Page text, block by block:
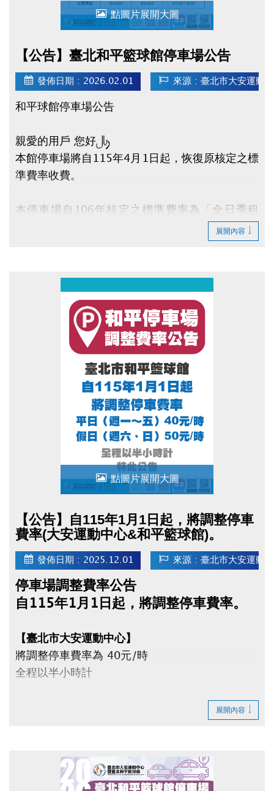
點圖片展開大圖
【公告】臺北和平籃球館停車場公告
發佈日期 : 2026.02.01 來源 : 臺北市大安運動
和平球館停車場公告
親愛的用戶 您好：
本館停車場將自115年4月1日起，恢復原核定之標
準費率收費。
本停車場自106年核定之標準費率為「全日季租
(24小時) - 每月$6,500元」，「日間季租 - 每月
$5,000元」。鑒於多年來提供停車服務及租金優
上升，為因應實際營運需求並確保服務品質，爰恢
展開內容
點圖片展開大圖
【公告】自115年1月1日起，將調整停車
費率(大安運動中心&和平籃球館)。
發佈日期 : 2025.12.01 來源 : 臺北市大安運動
停車場調整費率公告
自115年1月1日起，將調整停車費率。
【臺北市大安運動中心】
將調整停車費率為 40元/時
全程以半小時計
假日（週六、日）50元/時
全程以半小時計
展開內容